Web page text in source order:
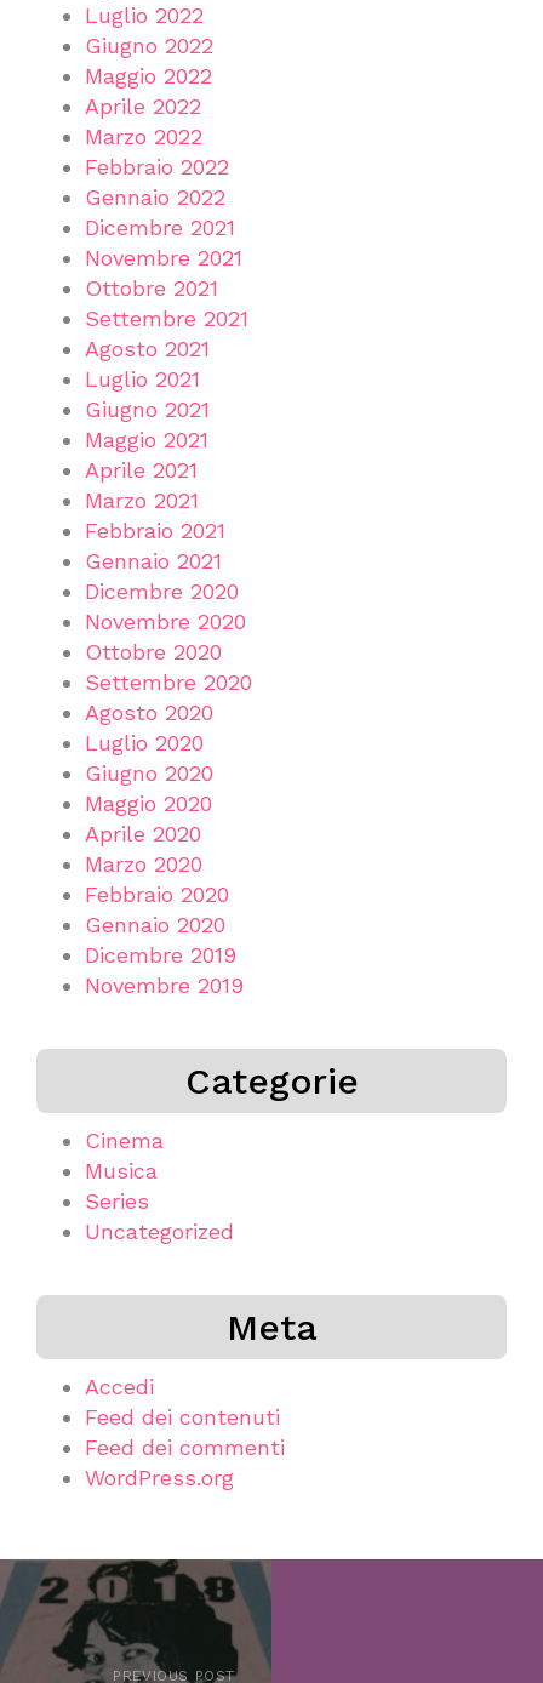
Luglio 2022
Giugno 2022
Maggio 2022
Aprile 2022
Marzo 2022
Febbraio 2022
Gennaio 2022
Dicembre 2021
Novembre 2021
Ottobre 2021
Settembre 2021
Agosto 2021
Luglio 2021
Giugno 2021
Maggio 2021
Aprile 2021
Marzo 2021
Febbraio 2021
Gennaio 2021
Dicembre 2020
Novembre 2020
Ottobre 2020
Settembre 2020
Agosto 2020
Luglio 2020
Giugno 2020
Maggio 2020
Aprile 2020
Marzo 2020
Febbraio 2020
Gennaio 2020
Dicembre 2019
Novembre 2019
Categorie
Cinema
Musica
Series
Uncategorized
Meta
Accedi
Feed dei contenuti
Feed dei commenti
WordPress.org
PREVIOUS POST